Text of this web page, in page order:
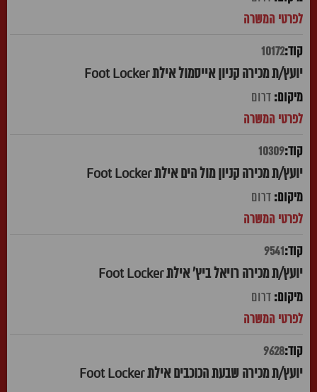
10172
יועץ/ת מכירה קניון אייסמול אילת Foot Locker
דרום
10309
יועץ/ת מכירה קניון מול הים אילת Foot Locker
דרום
9541
יועץ/ת מכירה רויאל ביץ' אילת Foot Locker
דרום
9628
יועץ/ת מכירה שבעת הכוכבים אילת Foot Locker